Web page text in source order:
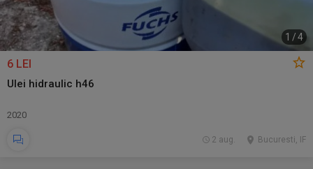
1 /4
6 LEI
Ulei hidraulic h46
2020
Bucuresti, IF
2 aug.